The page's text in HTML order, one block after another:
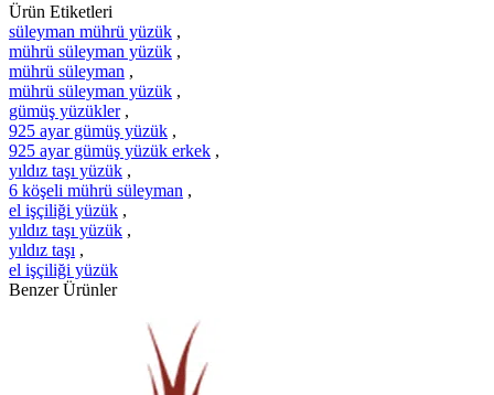
Ürün Etiketleri
süleyman mührü yüzük ,
mührü süleyman yüzük ,
mührü süleyman ,
mührü süleyman yüzük ,
gümüş yüzükler ,
925 ayar gümüş yüzük ,
925 ayar gümüş yüzük erkek ,
yıldız taşı yüzük ,
6 köşeli mührü süleyman ,
el işçiliği yüzük ,
yıldız taşı yüzük ,
yıldız taşı ,
el işçiliği yüzük
Benzer Ürünler